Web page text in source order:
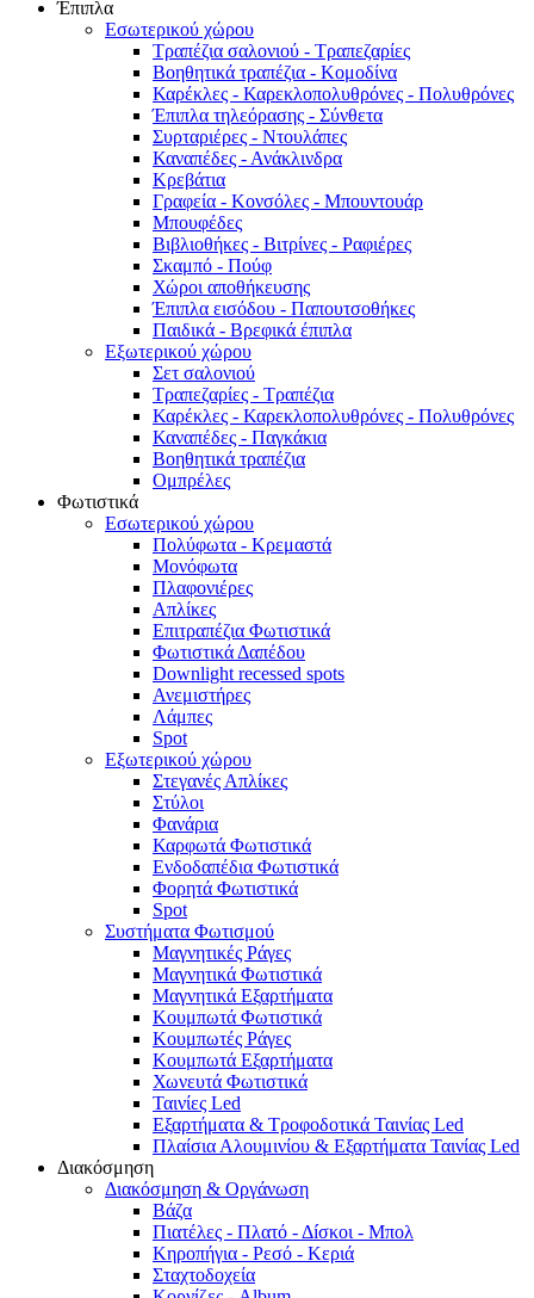
Έπιπλα
Εσωτερικού χώρου
Τραπέζια σαλονιού - Τραπεζαρίες
Βοηθητικά τραπέζια - Κομοδίνα
Καρέκλες - Καρεκλοπολυθρόνες - Πολυθρόνες
Έπιπλα τηλεόρασης - Σύνθετα
Συρταριέρες - Ντουλάπες
Καναπέδες - Ανάκλινδρα
Κρεβάτια
Γραφεία - Κονσόλες - Μπουντουάρ
Μπουφέδες
Βιβλιοθήκες - Βιτρίνες - Ραφιέρες
Σκαμπό - Πούφ
Χώροι αποθήκευσης
Έπιπλα εισόδου - Παπουτσοθήκες
Παιδικά - Βρεφικά έπιπλα
Εξωτερικού χώρου
Σετ σαλονιού
Τραπεζαρίες - Τραπέζια
Καρέκλες - Καρεκλοπολυθρόνες - Πολυθρόνες
Καναπέδες - Παγκάκια
Βοηθητικά τραπέζια
Ομπρέλες
Φωτιστικά
Εσωτερικού χώρου
Πολύφωτα - Κρεμαστά
Μονόφωτα
Πλαφονιέρες
Απλίκες
Επιτραπέζια Φωτιστικά
Φωτιστικά Δαπέδου
Downlight recessed spots
Ανεμιστήρες
Λάμπες
Spot
Εξωτερικού χώρου
Στεγανές Απλίκες
Στύλοι
Φανάρια
Καρφωτά Φωτιστικά
Ενδοδαπέδια Φωτιστικά
Φορητά Φωτιστικά
Spot
Συστήματα Φωτισμού
Μαγνητικές Ράγες
Μαγνητικά Φωτιστικά
Μαγνητικά Εξαρτήματα
Κουμπωτά Φωτιστικά
Κουμπωτές Ράγες
Κουμπωτά Εξαρτήματα
Χωνευτά Φωτιστικά
Ταινίες Led
Εξαρτήματα & Τροφοδοτικά Ταινίας Led
Πλαίσια Αλουμινίου & Εξαρτήματα Ταινίας Led
Διακόσμηση
Διακόσμηση & Οργάνωση
Βάζα
Πιατέλες - Πλατό - Δíσκοι - Μπολ
Κηροπήγια - Ρεσό - Κεριά
Σταχτοδοχεία